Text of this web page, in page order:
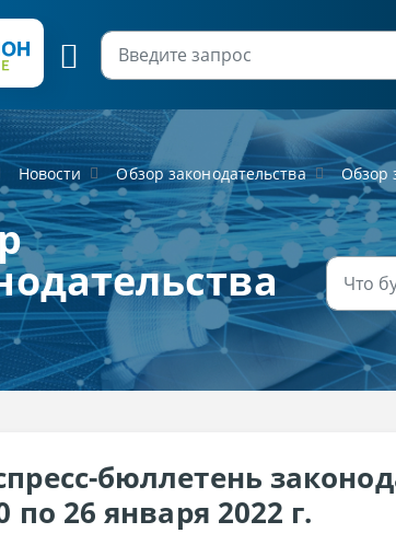
Новости Обзор законодательства Обзор
бюллетень
по 26 января 2022 г.